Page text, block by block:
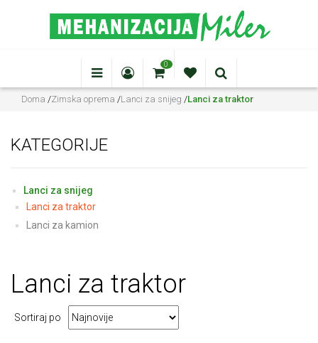
0
Doma /Zimska oprema /Lanci za snijeg /Lanci za traktor
KATEGORIJE
Lanci za snijeg
Lanci za traktor
Lanci za kamion
Lanci za traktor
Sortiraj po